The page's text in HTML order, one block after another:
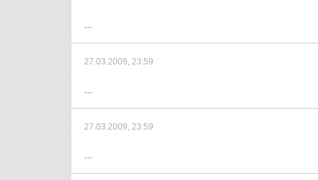
27.03.2009, 23:59
27.03.2009, 23:59